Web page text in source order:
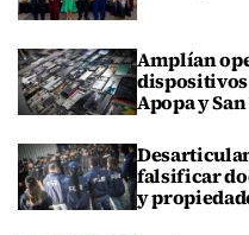
Amplían
Apopa y
falsificar
y